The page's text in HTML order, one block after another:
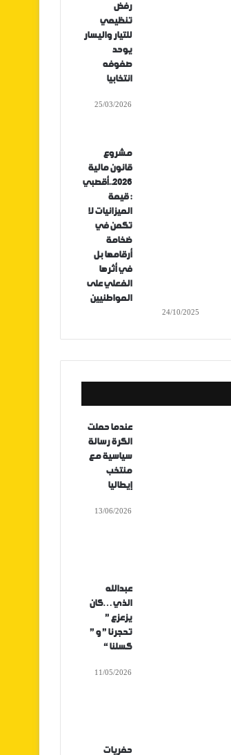
رفض
تنظيمي
للتيار واليسار
يوحد
صفوفه
انتخابيا
25/03/2026
مشروع
قانون مالية
2026..أقصبي
: قيمة
الميزانيات لا
تكمن في
ضخامة
أرقامها بل
في أثرها
الفعلي على
المواطنيين
24/10/2025
عندما حملت
الكرة رسالة
سياسية مع
منتخب
إيطاليا
13/06/2026
عبدالله
الذي…كان
يزعزع ”
تحجرنا ” و ”
كسلنا “
11/05/2026
حفريات